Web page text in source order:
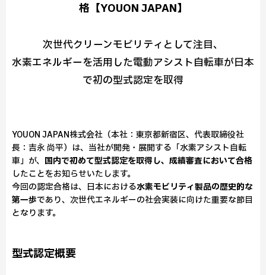
格【YOUON JAPAN】
次世代クリーンモビリティとして注目、
水素エネルギーを活用した電動アシスト自転車が日本
で初の型式認定を取得
YOUON JAPAN株式会社（本社：東京都新宿区、代表取締役社
長：吉永 尚平）は、当社が開発・展開する「水素アシスト自転
車」が、 国内で初めて型式認定を取得し、成績審査において合格
したことをお知らせいたします。
今回の認定合格は、日本における水素モビリティ製品の歴史的な
第一歩であり、次世代エネルギーの社会実装に向けた重要な節目
となります。
型式認定概要